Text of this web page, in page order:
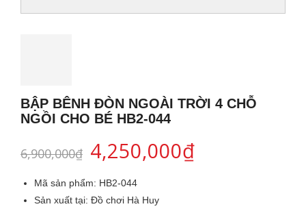
BẬP BÊNH ĐÒN NGOÀI TRỜI 4 CHỖ
NGỒI CHO BÉ HB2-044
6,900,000₫ 4,250,000₫
Mã sản phẩm: HB2-044
Sản xuất tại: Đồ chơi Hà Huy